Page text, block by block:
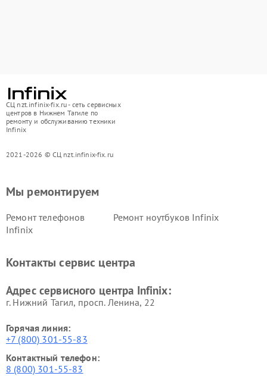
СЦ nzt.infinix-fix.ru - сеть сервисных
центров в Нижнем Тагиле по
ремонту и обслуживанию техники
Infinix
2021-2026 © СЦ nzt.infinix-fix.ru
Мы ремонтируем
Ремонт телефонов
Infinix
Ремонт ноутбуков Infinix
Контакты сервис центра
Адрес сервисного центра Infinix:
г. Нижний Тагил, просп. Ленина, 22
Горячая линия:
+7 (800) 301-55-83
Контактный телефон:
8 (800) 301-55-83